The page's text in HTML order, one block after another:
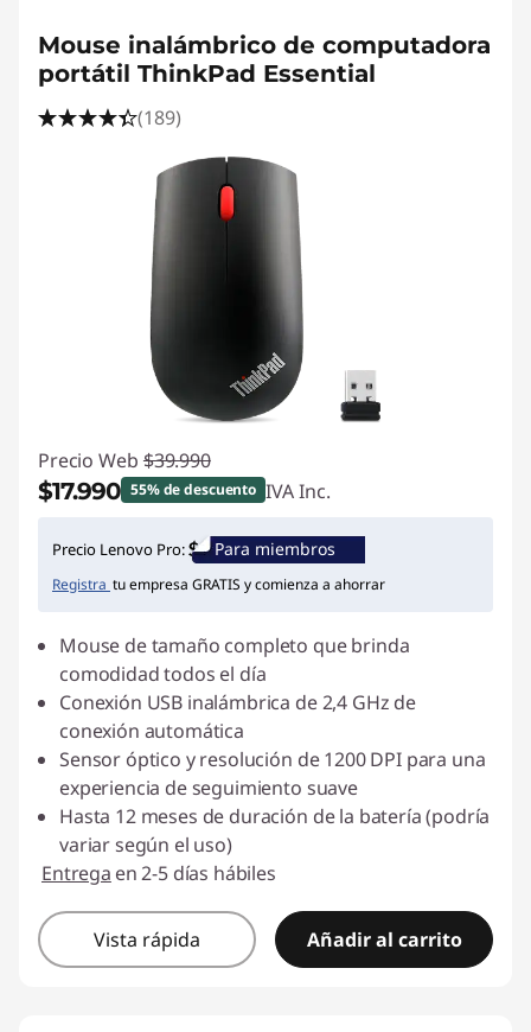
Mouse inalámbrico de computadora
portátil ThinkPad Essential
(189)
Precio Web $39.990
$17.990 55% de descuento IVA Inc.
Ahorros instantáneos :-$22.000
Precio Lenovo Pro: Para miembros
Registra tu empresa GRATIS y comienza a ahorrar
Mouse de tamaño completo que brinda
comodidad todos el día
Conexión USB inalámbrica de 2,4 GHz de
conexión automática
Sensor óptico y resolución de 1200 DPI para una
experiencia de seguimiento suave
Hasta 12 meses de duración de la batería (podría
variar según el uso)
Entrega en 2-5 días hábiles
Vista rápida Añadir al carrito